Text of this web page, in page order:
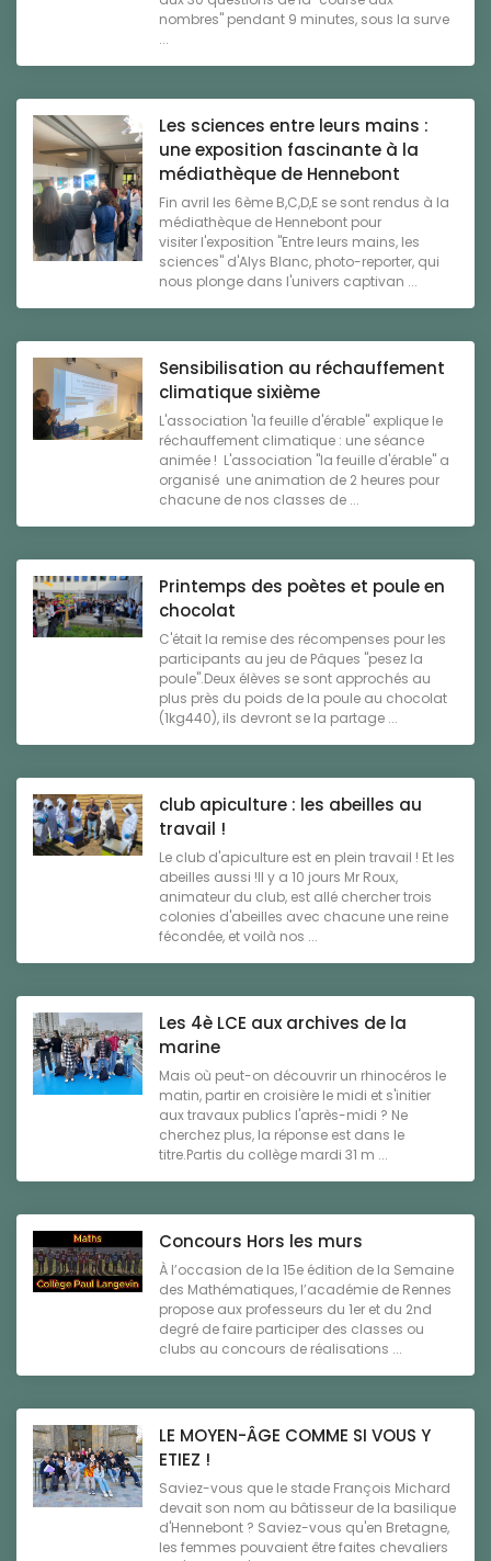
nombres" pendant 9 minutes, sous la surve
...
Les sciences entre leurs mains :
une exposition fascinante à la
médiathèque de Hennebont
Fin avril les 6ème B,C,D,E se sont rendus à la
médiathèque de Hennebont pour
visiter l'exposition "Entre leurs mains, les
sciences" d'Alys Blanc, photo-reporter, qui
nous plonge dans l'univers captivan ...
Sensibilisation au réchauffement
climatique sixième
L'association 'la feuille d'érable" explique le
réchauffement climatique : une séance
animée ! L'association "la feuille d'érable" a
organisé une animation de 2 heures pour
chacune de nos classes de ...
Printemps des poètes et poule en
chocolat
C'était la remise des récompenses pour les
participants au jeu de Pâques "pesez la
poule".Deux élèves se sont approchés au
plus près du poids de la poule au chocolat
(1kg440), ils devront se la partage ...
club apiculture : les abeilles au
travail !
Le club d'apiculture est en plein travail ! Et les
abeilles aussi !Il y a 10 jours Mr Roux,
animateur du club, est allé chercher trois
colonies d'abeilles avec chacune une reine
fécondée, et voilà nos ...
Les 4è LCE aux archives de la
marine
Mais où peut-on découvrir un rhinocéros le
matin, partir en croisière le midi et s'initier
aux travaux publics l'après-midi ? Ne
cherchez plus, la réponse est dans le
titre.Partis du collège mardi 31 m ...
Concours Hors les murs
À l’occasion de la 15e édition de la Semaine
des Mathématiques, l’académie de Rennes
propose aux professeurs du 1er et du 2nd
degré de faire participer des classes ou
clubs au concours de réalisations ...
LE MOYEN-ÂGE COMME SI VOUS Y
ETIEZ !
Saviez-vous que le stade François Michard
devait son nom au bâtisseur de la basilique
d'Hennebont ? Saviez-vous qu'en Bretagne,
les femmes pouvaient être faites chevaliers